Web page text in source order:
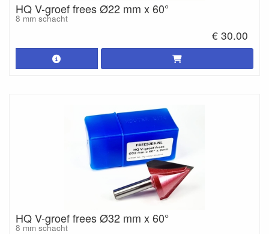
HQ V-groef frees Ø22 mm x 60°
8 mm schacht
€ 30.00
HQ V-groef frees Ø32 mm x 60°
8 mm schacht